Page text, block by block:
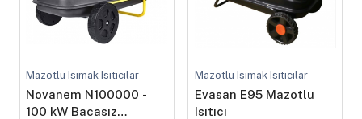
Mazotlu Isımak Isıtıcılar
Novanem N100000 -
100 kW Bacasız
Mazotlu Isımak Isıtıcılar
Evasan E95 Mazotlu
Isıtıcı